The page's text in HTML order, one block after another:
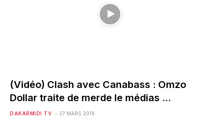
(Vidéo) Clash avec Canabass : Omzo
Dollar traite de merde le médias …
DAKARMIDI TV 27 MARS 2019